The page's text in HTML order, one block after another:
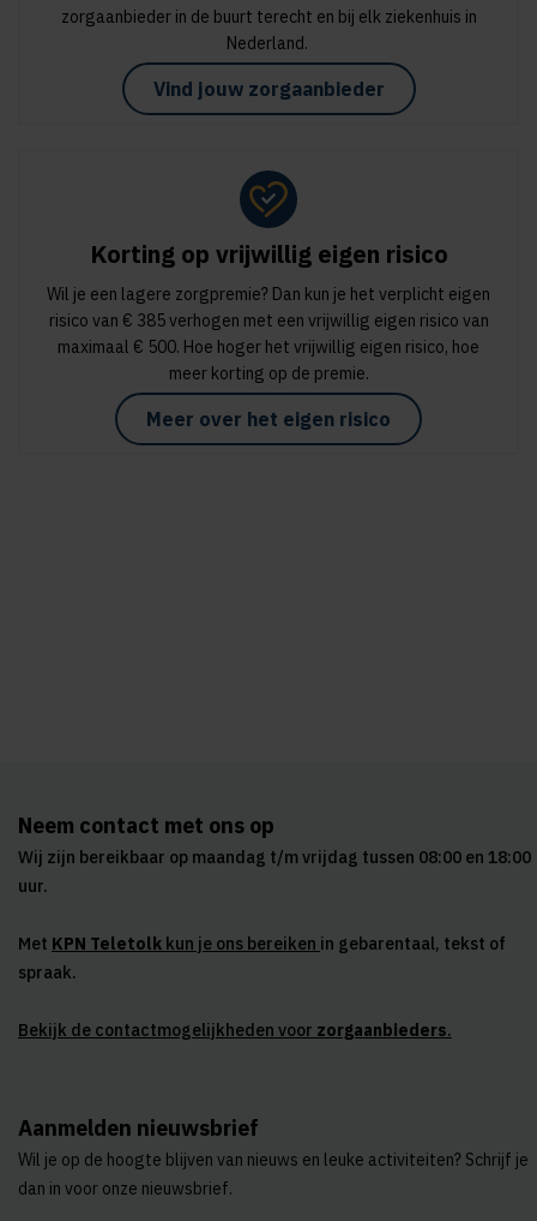
zorgaanbieder in de buurt terecht en bij elk ziekenhuis in
Nederland.
Vind jouw zorgaanbieder
Korting op vrijwillig eigen risico
Wil je een lagere zorgpremie? Dan kun je het verplicht eigen
risico van € 385 verhogen met een vrijwillig eigen risico van
maximaal € 500. Hoe hoger het vrijwillig eigen risico, hoe
meer korting op de premie.
Meer over het eigen risico
Neem contact met ons op
Wij zijn bereikbaar op maandag t/m vrijdag tussen 08:00 en 18:00
uur.
Met KPN Teletolk kun je ons bereiken in gebarentaal, tekst of
spraak.
Bekijk de contactmogelijkheden voor zorgaanbieders.
Aanmelden nieuwsbrief
Wil je op de hoogte blijven van nieuws en leuke activiteiten? Schrijf je
dan in voor onze nieuwsbrief.